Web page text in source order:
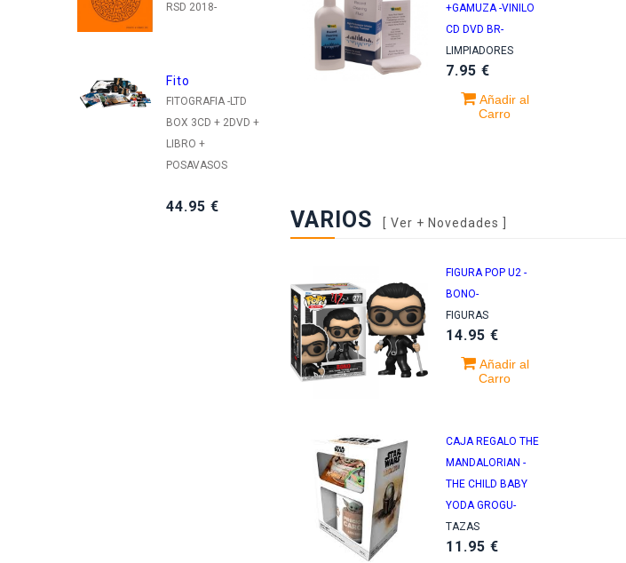
RSD 2018-
Fito
FITOGRAFIA -LTD
BOX 3CD + 2DVD +
LIBRO +
POSAVASOS
44.95 €
+CD +DVD-
49.95 €
Antonio Flores
2CD + DVD-
9.95 €
+GAMUZA -VINILO
CD DVD BR-
LIMPIADORES
7.95 €
Añadir al
Carro
VARIOS Ver + Novedades
FIGURA POP U2 -
BONO-
FIGURAS
14.95 €
Añadir al
Carro
CAJA REGALO THE
MANDALORIAN -
THE CHILD BABY
YODA GROGU-
TAZAS
11.95 €